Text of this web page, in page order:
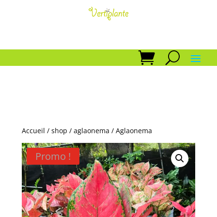
Accueil / shop / aglaonema / Aglaonema
Promo !